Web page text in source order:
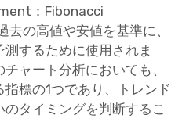
：Fibonacci
の高値や安値を基準に、
するために使用されま
ャート分析においても、
標の1つであり、トレンド
タイミングを判断するこ